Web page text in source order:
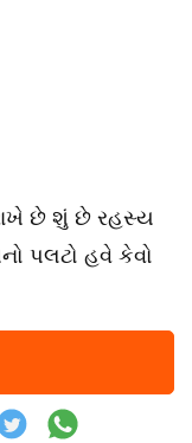
છે શું છે રહસ્ય
પલટો હવે કેવો